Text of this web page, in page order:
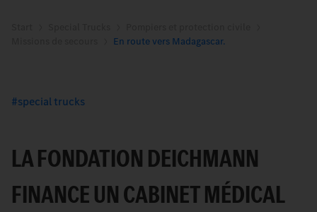
En route vers Madagascar.
special trucks
LA FONDATION DEICHMANN
FINANCE UN CABINET MÉDICAL